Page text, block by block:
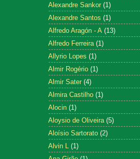
Alexandre Sankor (1)
Alexandre Santos (1)
Alfredo Aragón - A (13)
Alfredo Ferreira (1)
Allyrio Lopes (1)
Almir Rogério (1)
Almir Sater (4)
Almira Castilho (1)
Alocin (1)
Aloysio de Oliveira (5)
Aloísio Sartorato (2)
Alvin L (1)